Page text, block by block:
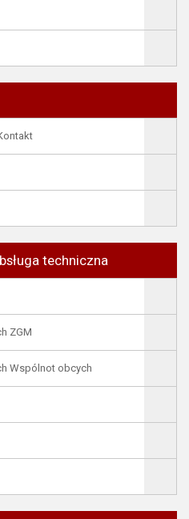
techniczna
ZGM
Wspólnot obcych